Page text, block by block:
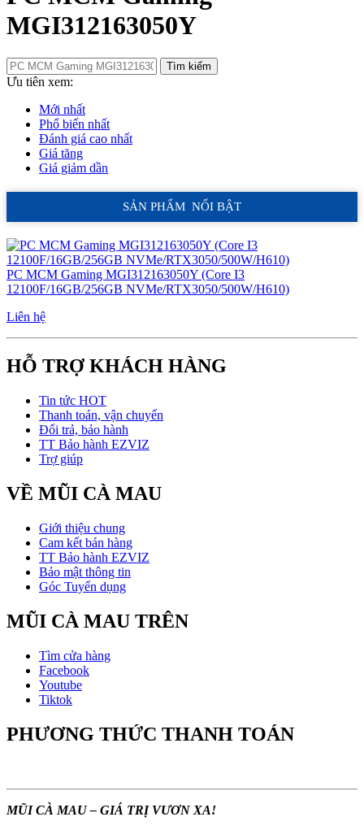
MGI312163050Y
Tìm kiếm
Ưu tiên xem:
Mới nhất
Phổ biến nhất
Đánh giá cao nhất
Giá tăng
Giá giảm dần
SẢN PHẨM NỔI BẬT
PC MCM Gaming MGI312163050Y (Core I3
12100F/16GB/256GB NVMe/RTX3050/500W/H610)
Liên hệ
HỖ TRỢ KHÁCH HÀNG
Tin tức HOT
Thanh toán, vận chuyển
Đổi trả, bảo hành
TT Bảo hành EZVIZ
Trợ giúp
VỀ MŨI CÀ MAU
Giới thiệu chung
Cam kết bán hàng
TT Bảo hành EZVIZ
Bảo mật thông tin
Góc Tuyển dụng
MŨI CÀ MAU TRÊN
Tìm cửa hàng
Facebook
Youtube
Tiktok
PHƯƠNG THỨC THANH TOÁN
MŨI CÀ MAU – GIÁ TRỊ VƯƠN XA!